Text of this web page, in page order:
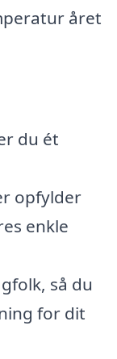
året
du ét
opfylder
enkle
så du
for dit